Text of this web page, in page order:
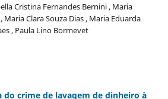
Cristina Fernandes Bernini , Maria
Clara Souza Dias , Maria Eduarda
, Paula Lino Bormevet
do crime de lavagem de dinheiro à